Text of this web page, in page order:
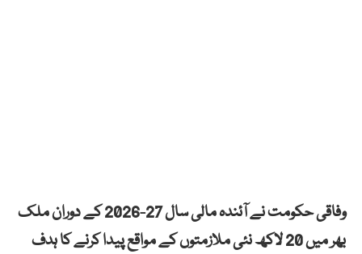
وفاقی حکومت نے آئندہ مالی سال 27-2026 کے دوران ملک
بھر میں 20 لاکھ نئی ملازمتوں کے مواقع پیدا کرنے کا ہدف